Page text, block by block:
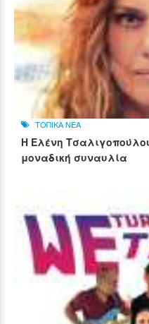
ΤΟΠΙΚΑ ΝΕΑ
Η Ελένη
μοναδική συναυλία